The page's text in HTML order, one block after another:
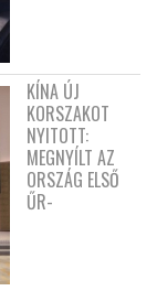
KÍNA ÚJ
KORSZAKOT
NYITOTT:
MEGNYÍLT AZ
ORSZÁG ELSŐ
ŰR-